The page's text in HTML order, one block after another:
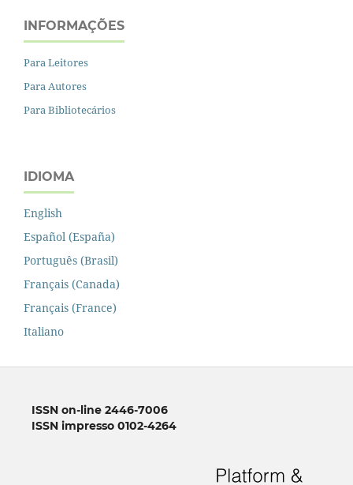
INFORMAÇÕES
Para Leitores
Para Autores
Para Bibliotecários
IDIOMA
English
Español (España)
Português (Brasil)
Français (Canada)
Français (France)
Italiano
ISSN on-line 2446-7006
ISSN impresso 0102-4264